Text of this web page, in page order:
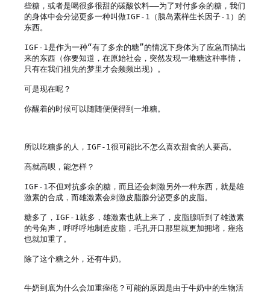
些糖，或者是喝很多很甜的碳酸饮料——为了对付多余的糖，我们
的身体中会分泌更多一种叫做IGF-1（胰岛素样生长因子-1）的
东西。
IGF-1是作为一种“有了多余的糖”的情况下身体为了应急而搞出
来的东西（你要知道，在原始社会，突然发现一堆糖这种事情，
只有在我们祖先的梦里才会频频出现）。
可是现在呢？
你醒着的时候可以随随便便得到一堆糖。
所以吃糖多的人，IGF-1很可能比不怎么喜欢甜食的人要高。
高就高呗，能怎样？
IGF-1不但对抗多余的糖，而且还会刺激另外一种东西，就是雄
激素的合成，而雄激素会刺激皮脂腺分泌更多的皮脂。
糖多了，IGF-1就多，雄激素也就上来了，皮脂腺听到了雄激素
的号角声，呼呼呼地制造皮脂，毛孔开口那里就更加拥堵，痤疮
也就加重了。
除了这个糖之外，还有牛奶。
牛奶到底为什么会加重痤疮？可能的原因是由于牛奶中的生物活